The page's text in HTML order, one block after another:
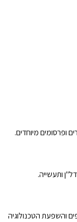
ופרסומים מיוחדים.
ותעשייה.
והשפעת הטכנולוגיה